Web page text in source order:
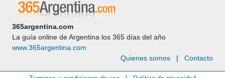
365argentina.com
La guía online de Argentina los 365 días del año
www.365argentina.com
Quienes somos | Contacto